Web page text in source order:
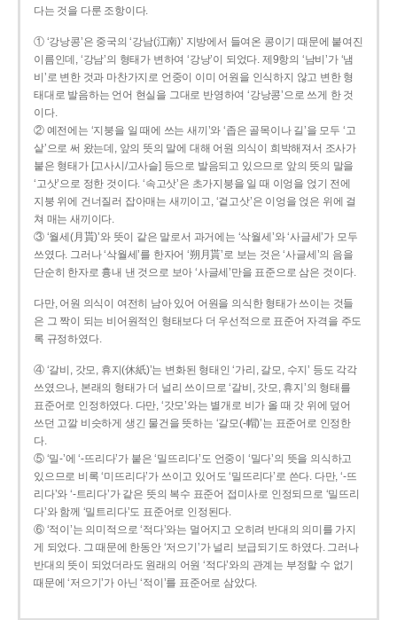
다는 것을 다룬 조항이다.
① ‘강낭콩’은 중국의 ‘강남(江南)’ 지방에서 들여온 콩이기 때문에 붙여진
이름인데, ‘강남’의 형태가 변하여 ‘강낭’이 되었다. 제9항의 ‘남비’가 ‘냄
비’로 변한 것과 마찬가지로 언중이 이미 어원을 인식하지 않고 변한 형
태대로 발음하는 언어 현실을 그대로 반영하여 ‘강낭콩’으로 쓰게 한 것
이다.
② 예전에는 ‘지붕을 일 때에 쓰는 새끼’와 ‘좁은 골목이나 길’을 모두 ‘고
샅’으로 써 왔는데, 앞의 뜻의 말에 대해 어원 의식이 희박해져서 조사가
붙은 형태가 [고사시/고사슬] 등으로 발음되고 있으므로 앞의 뜻의 말을
‘고삿’으로 정한 것이다. ‘속고삿’은 초가지붕을 일 때 이엉을 얹기 전에
지붕 위에 건너질러 잡아매는 새끼이고, ‘겉고삿’은 이엉을 얹은 위에 걸
쳐 매는 새끼이다.
③ ‘월세(月貰)’와 뜻이 같은 말로서 과거에는 ‘삭월세’와 ‘사글세’가 모두
쓰였다. 그러나 ‘삭월세’를 한자어 ‘朔月貰’로 보는 것은 ‘사글세’의 음을
단순히 한자로 흉내 낸 것으로 보아 ‘사글세’만을 표준으로 삼은 것이다.
다만, 어원 의식이 여전히 남아 있어 어원을 의식한 형태가 쓰이는 것들
은 그 짝이 되는 비어원적인 형태보다 더 우선적으로 표준어 자격을 주도
록 규정하였다.
④ ‘갈비, 갓모, 휴지(休紙)’는 변화된 형태인 ‘가리, 갈모, 수지’ 등도 각각
쓰였으나, 본래의 형태가 더 널리 쓰이므로 ‘갈비, 갓모, 휴지’의 형태를
표준어로 인정하였다. 다만, ‘갓모’와는 별개로 비가 올 때 갓 위에 덮어
쓰던 고깔 비슷하게 생긴 물건을 뜻하는 ‘갈모(-帽)’는 표준어로 인정한
다.
⑤ ‘밀-’에 ‘-뜨리다’가 붙은 ‘밀뜨리다’도 언중이 ‘밀다’의 뜻을 의식하고
있으므로 비록 ‘미뜨리다’가 쓰이고 있어도 ‘밀뜨리다’로 쓴다. 다만, ‘-뜨
리다’와 ‘-트리다’가 같은 뜻의 복수 표준어 접미사로 인정되므로 ‘밀뜨리
다’와 함께 ‘밀트리다’도 표준어로 인정된다.
⑥ ‘적이’는 의미적으로 ‘적다’와는 멀어지고 오히려 반대의 의미를 가지
게 되었다. 그 때문에 한동안 ‘저으기’가 널리 보급되기도 하였다. 그러나
반대의 뜻이 되었더라도 원래의 어원 ‘적다’와의 관계는 부정할 수 없기
때문에 ‘저으기’가 아닌 ‘적이’를 표준어로 삼았다.